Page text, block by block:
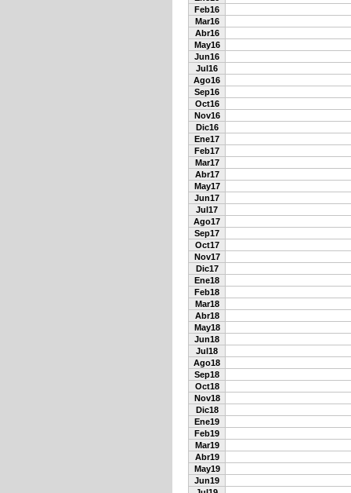
Feb16
Mar16
Abr16
May16
Jun16
Jul16
Ago16
Sep16
Oct16
Nov16
Dic16
Ene17
Feb17
Mar17
Abr17
May17
Jun17
Jul17
Ago17
Sep17
Oct17
Nov17
Dic17
Ene18
Feb18
Mar18
Abr18
May18
Jun18
Jul18
Ago18
Sep18
Oct18
Nov18
Dic18
Ene19
Feb19
Mar19
Abr19
May19
Jun19